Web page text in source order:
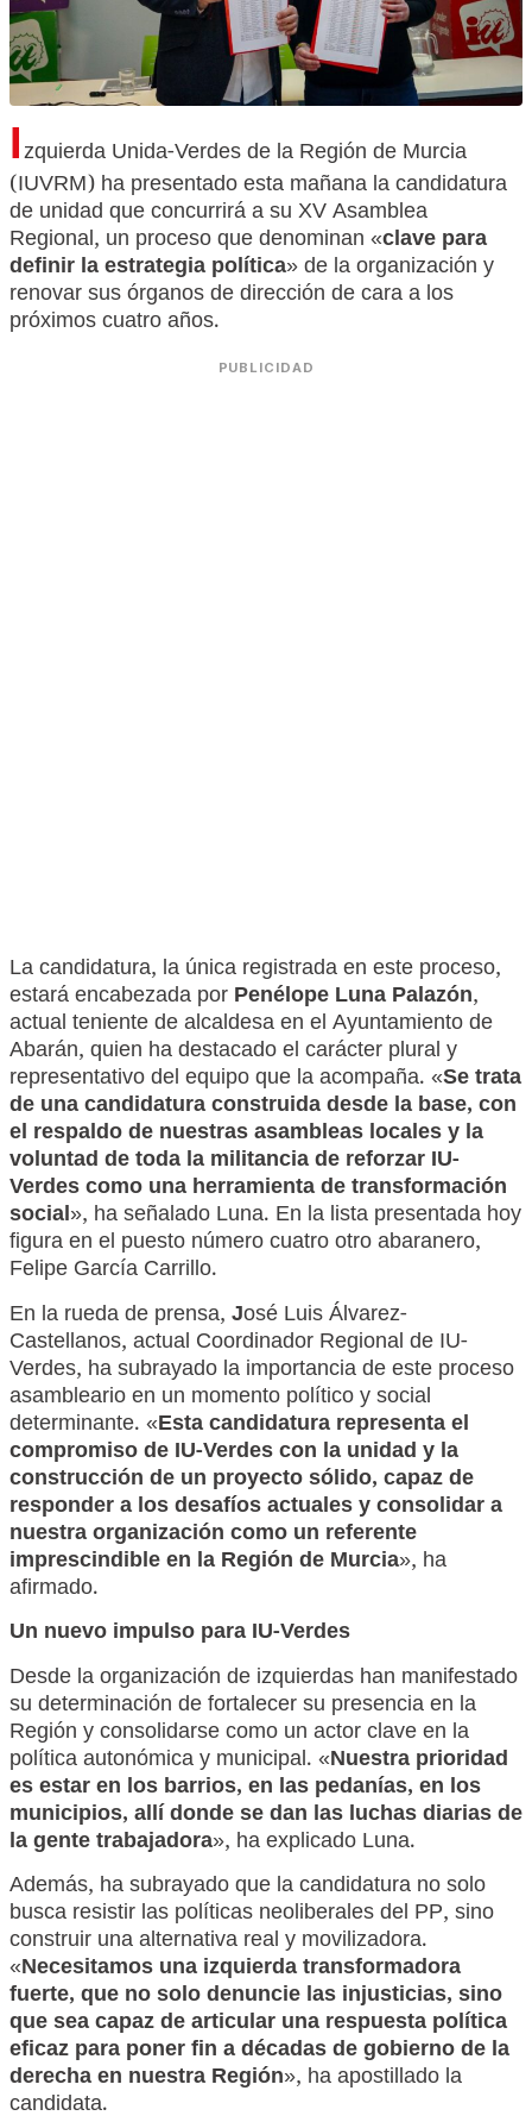
Izquierda Unida-Verdes de la Región de Murcia
(IUVRM) ha presentado esta mañana la candidatura
de unidad que concurrirá a su XV Asamblea
Regional, un proceso que denominan «clave para
definir la estrategia política» de la organización y
renovar sus órganos de dirección de cara a los
próximos cuatro años.
PUBLICIDAD
La candidatura, la única registrada en este proceso,
estará encabezada por Penélope Luna Palazón,
actual teniente de alcaldesa en el Ayuntamiento de
Abarán, quien ha destacado el carácter plural y
representativo del equipo que la acompaña. «Se trata
de una candidatura construida desde la base, con
el respaldo de nuestras asambleas locales y la
voluntad de toda la militancia de reforzar IU-
Verdes como una herramienta de transformación
social», ha señalado Luna. En la lista presentada hoy
figura en el puesto número cuatro otro abaranero,
Felipe García Carrillo.
En la rueda de prensa, José Luis Álvarez-
Castellanos, actual Coordinador Regional de IU-
Verdes, ha subrayado la importancia de este proceso
asambleario en un momento político y social
determinante. «Esta candidatura representa el
compromiso de IU-Verdes con la unidad y la
construcción de un proyecto sólido, capaz de
responder a los desafíos actuales y consolidar a
nuestra organización como un referente
imprescindible en la Región de Murcia», ha
afirmado.
Un nuevo impulso para IU-Verdes
Desde la organización de izquierdas han manifestado
su determinación de fortalecer su presencia en la
Región y consolidarse como un actor clave en la
política autonómica y municipal. «Nuestra prioridad
es estar en los barrios, en las pedanías, en los
municipios, allí donde se dan las luchas diarias de
la gente trabajadora», ha explicado Luna.
Además, ha subrayado que la candidatura no solo
busca resistir las políticas neoliberales del PP, sino
construir una alternativa real y movilizadora.
«Necesitamos una izquierda transformadora
fuerte, que no solo denuncie las injusticias, sino
que sea capaz de articular una respuesta política
eficaz para poner fin a décadas de gobierno de la
derecha en nuestra Región», ha apostillado la
candidata.